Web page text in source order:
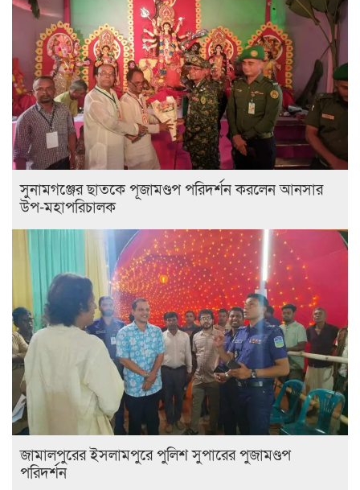
সুনামগঞ্জের ছাতকে পূজামণ্ডপ পরিদর্শন করলেন আনসার
উপ-মহাপরিচালক
জামালপুরের ইসলামপুরে পুলিশ সুপারের পুজামণ্ডপ
পরিদর্শন